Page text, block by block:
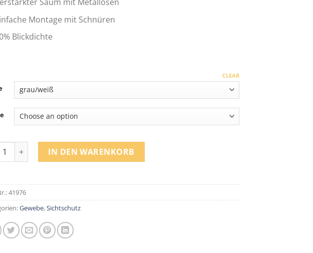
Montage mit Schnüren
Blickdichte
CLEAR
Sichtschutzmatte quantity
IN DEN WARENKORB
41976
Gewebe,Sichtschutz